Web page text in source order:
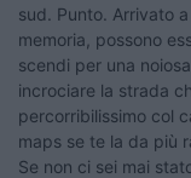
sud. Punto. Arrivato
memoria, possono
scendi per una
incrociare la strada
percorribilissimo col
maps se te la da più
Se non ci sei mai